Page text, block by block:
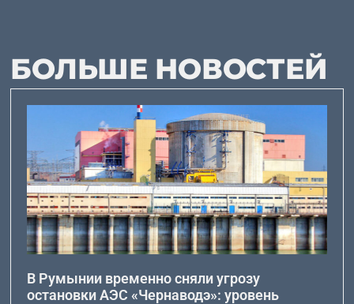
БОЛЬШЕ НОВОСТЕЙ
В Румынии временно сняли угрозу
остановки АЭС «Чернаводэ»: уровень